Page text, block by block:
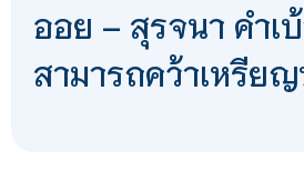
ออย – สุรจนา คำเ
สามารถคว้าเหรีย